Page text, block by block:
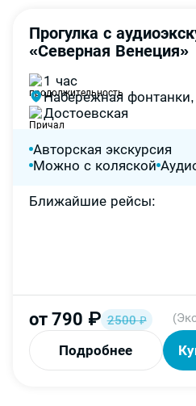
Экспресс прогулка -
Прогулка с
«Северная Венеция»
1 час
Набережная
Достоевская
Авторская экскурсия
Можно с коляской
Ближайшие рейсы
от790 ₽ 2500₽
Подробнее